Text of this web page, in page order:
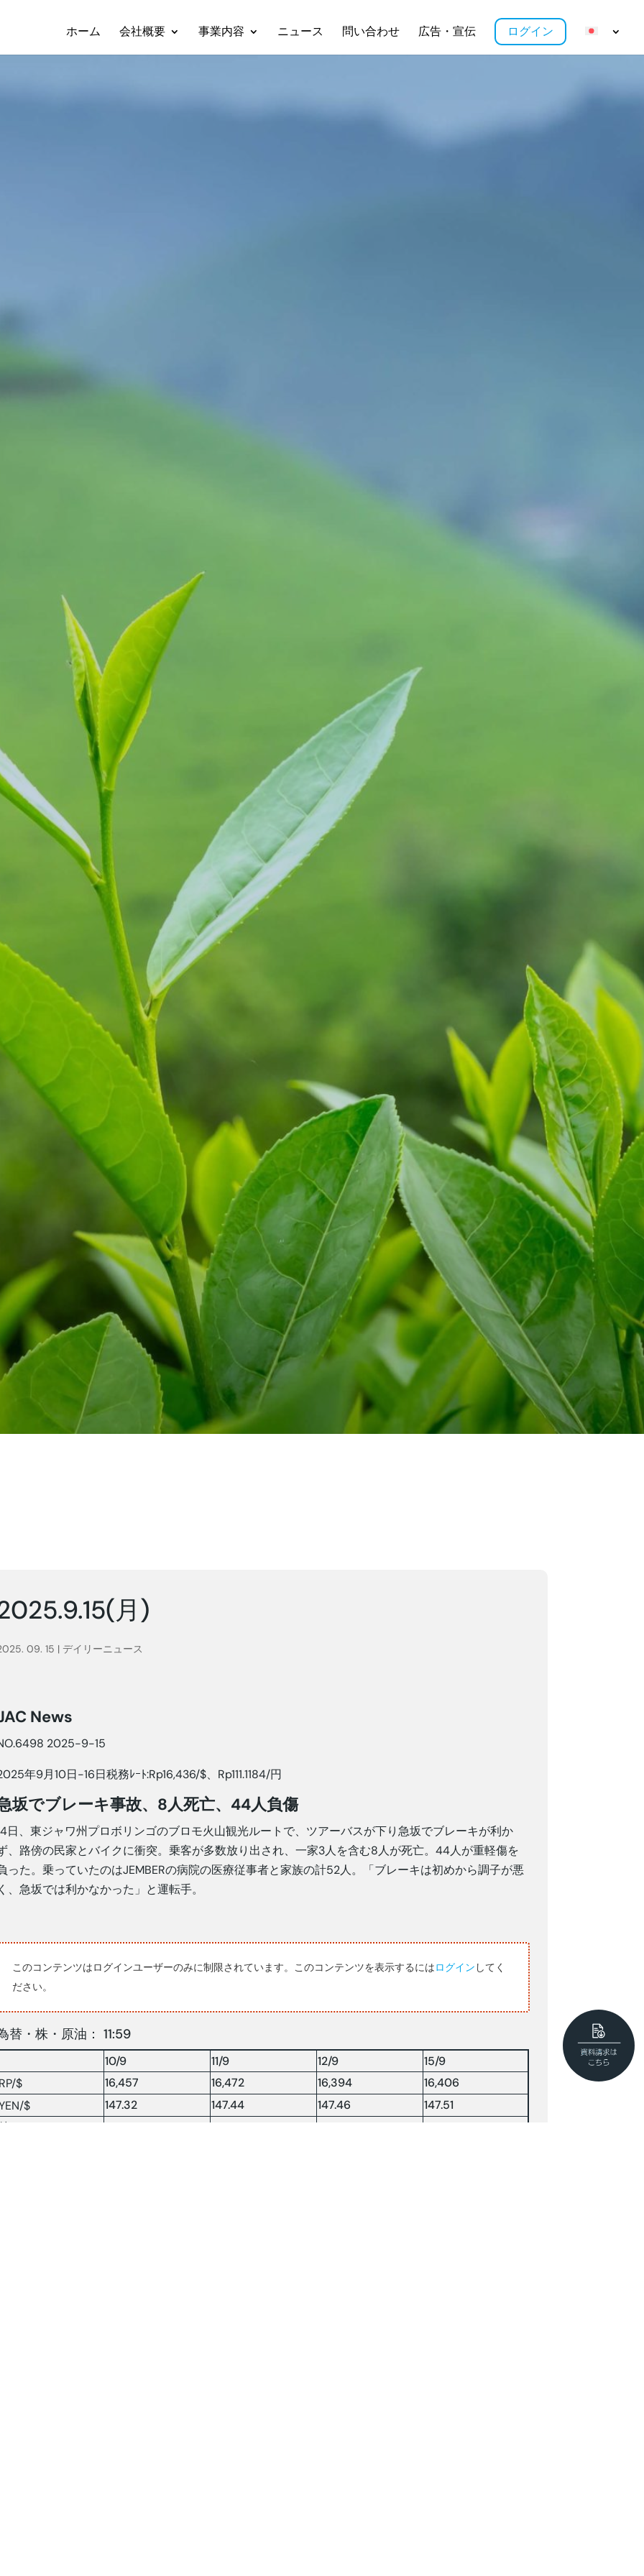
ホーム 会社概要 事業内容 ニュース 問い合わせ 広告・宣伝 ログイン
月)
09. 15 | デイリーニュース
News
2025-9-15
年9月10日-16日税務ﾚｰﾄ:Rp16,436/$、Rp111.1184/円
坂でブレーキ事故、8人死亡、44人負傷
日、東ジャワ州プロボリンゴのブロモ火山観光ルートで、ツアーバスが下り急坂でブレーキが利か
、路傍の民家とバイクに衝突。乗客が多数放り出され、一家3人を含む8人が死亡。44人が重軽傷を
った。乗っていたのはJEMBERの病院の医療従事者と家族の計52人。「ブレーキは初めから調子が悪
、急坂では利かなかった」と運転手。
このコンテンツはログインユーザーのみに制限されています。このコンテンツを表示するにはログイン してく
ださい。
替・株・原油： 11:59
10/9 11/9 12/9
15/9
$
16,457 16,472 16,394
16,406
$
147.32 147.44 147.46
147.51
INDX